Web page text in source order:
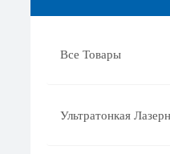
Все Товары
Ультратонкая